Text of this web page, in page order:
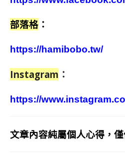
部落格 ：
https://hamibobo.tw/
Instagram ：
https://
文章內容純屬個人心得，僅